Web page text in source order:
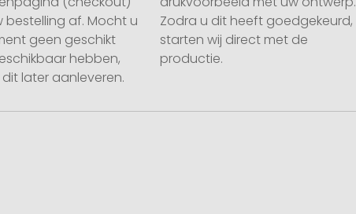
bestelling af. Mocht u
geen geschikt
hebben,
later aanleveren.
Zodra u dit heeft goedgekeurd,
starten wij direct met de
productie.